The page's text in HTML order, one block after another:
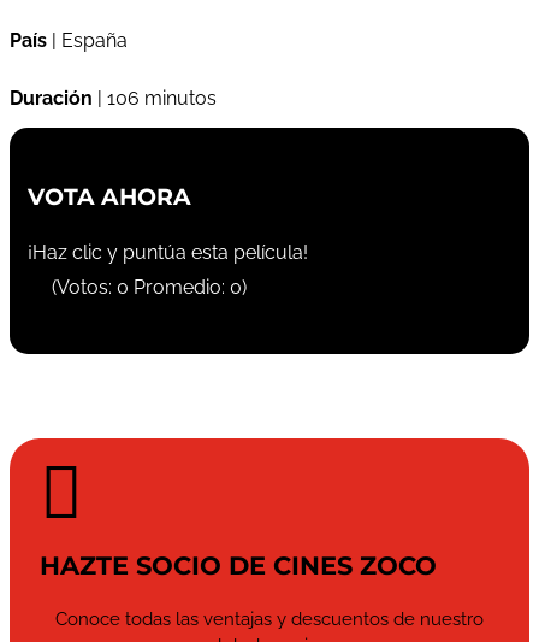
País | España
Duración | 106 minutos
VOTA AHORA
¡Haz clic y puntúa esta película!
(Votos: 0 Promedio: 0)

HAZTE SOCIO DE CINES ZOCO
Conoce todas las ventajas y descuentos de nuestro